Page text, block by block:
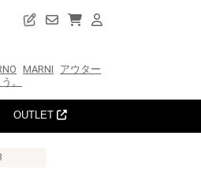
MARNI
アウター
。
OUTLET